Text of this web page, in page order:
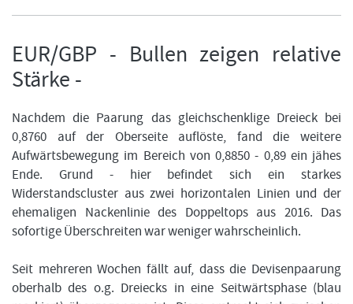
EUR/GBP - Bullen zeigen relative
Stärke -
Nachdem die Paarung das gleichschenklige Dreieck bei
0,8760 auf der Oberseite auflöste, fand die weitere
Aufwärtsbewegung im Bereich von 0,8850 - 0,89 ein jähes
Ende. Grund - hier befindet sich ein starkes
Widerstandscluster aus zwei horizontalen Linien und der
ehemaligen Nackenlinie des Doppeltops aus 2016. Das
sofortige Überschreiten war weniger wahrscheinlich.
Seit mehreren Wochen fällt auf, dass die Devisenpaarung
oberhalb des o.g. Dreiecks in eine Seitwärtsphase (blau
Ich bin neu, und jetzt?
klicken Sie unten auf „Formationstrader werden“, und finden Sie auf
unserem Online-Shop das passende Angebot.
FORMATIONSTRADER WERDEN